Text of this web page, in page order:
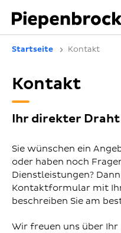
Startseite Kontakt
Kontakt
Ihr direkter Draht
Sie wünschen ein
oder haben noch
Dienstleistungen?
Kontaktformular mit
beschreiben Sie am
Wir freuen uns über